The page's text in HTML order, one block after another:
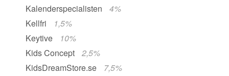
Kalenderspecialisten
4%
Kellfri
1,5%
Keytive
10%
Kids Concept
2,5%
KidsDreamStore.se
7,5%